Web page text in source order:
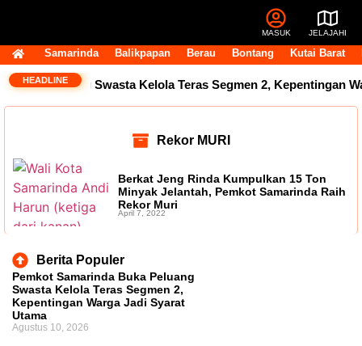
MASUK JELAJAHI
Samarinda Balikpapan Berau Bontang Kutai Barat
HEADLINE
Buka Peluang Swasta Kelola Teras Segmen 2, Kepentingan
Rekor MURI
Berkat Jeng Rinda Kumpulkan 15 Ton
Minyak Jelantah, Pemkot Samarinda Raih
Rekor Muri
April 7, 2022
Berita Populer
Pemkot Samarinda Buka Peluang
Swasta Kelola Teras Segmen 2,
Kepentingan Warga Jadi Syarat
Utama
Agustus 10, 2026